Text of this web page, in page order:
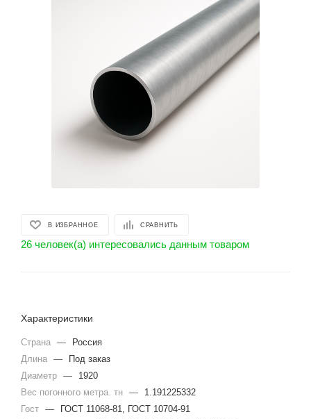
В ИЗБРАННОЕ СРАВНИТЬ
26 человек(а) интересовались данным товаром
Характеристики
Страна —
Россия
Длина —
Под заказ
Диаметр —
1920
Вес погонного метра. тн —
1.191225332
Гост —
ГОСТ 11068-81, ГОСТ 10704-91